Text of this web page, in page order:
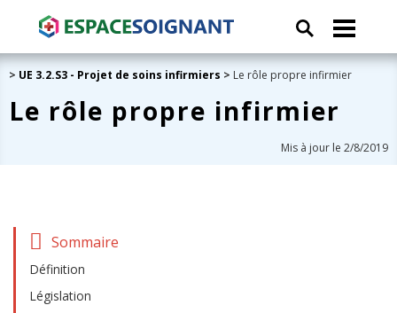
> UE 3.2.S3 - Projet de soins infirmiers > Le rôle propre infirmier
Le rôle propre infirmier
Mis à jour le 2/8/2019
Sommaire
Définition
Législation